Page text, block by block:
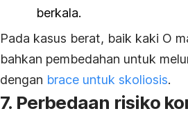
berkala.
Pada kasus berat, baik kaki O
bahkan pembedahan untuk
dengan brace untuk skoliosis.
7. Perbedaan risiko